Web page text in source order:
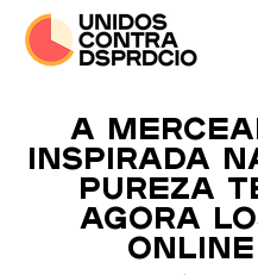
A
inspirada
Pureza
agora
online